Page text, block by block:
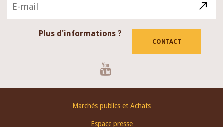
Plus d'informations ?
CONTACT
Marchés publics et Achats
Espace presse